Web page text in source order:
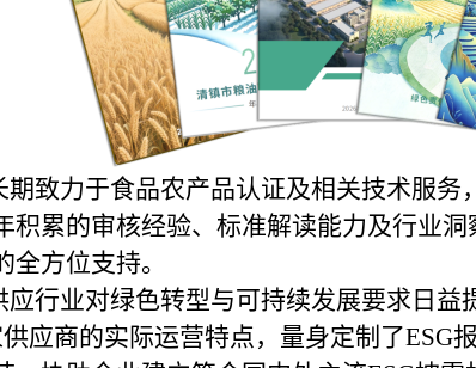
期致力于食品农产品认证及相关技术服务
积累的审核经验、标准解读能力及行业
全方位支持。
应行业对绿色转型与可持续发展要求日益
应商的实际运营特点，量身定制了